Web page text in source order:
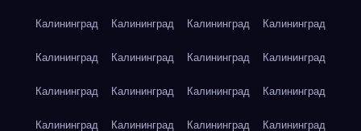
Калининград Калининград Калининград Калининград
Калининград Калининград Калининград Калининград
Калининград Калининград Калининград Калининград
Калининград Калининград Калининград Калининград